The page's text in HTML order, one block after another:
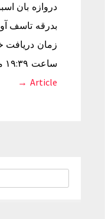
دروازه بان
بدرقه تاسف
ساعت ۱۹:۳۹ منبع خبر: طبقه بندی:…
Article →